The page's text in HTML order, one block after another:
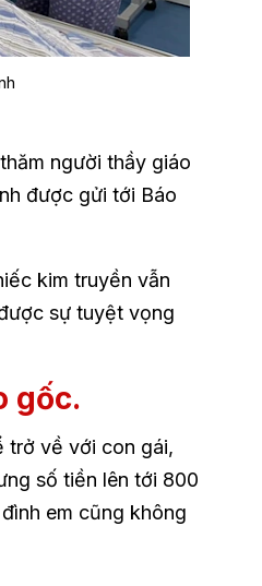
người thầy giáo
được gửi tới Báo
kim truyền vẫn
sự tuyệt vọng
gốc.
trở về với con gái,
số tiền lên tới 800
em cũng không